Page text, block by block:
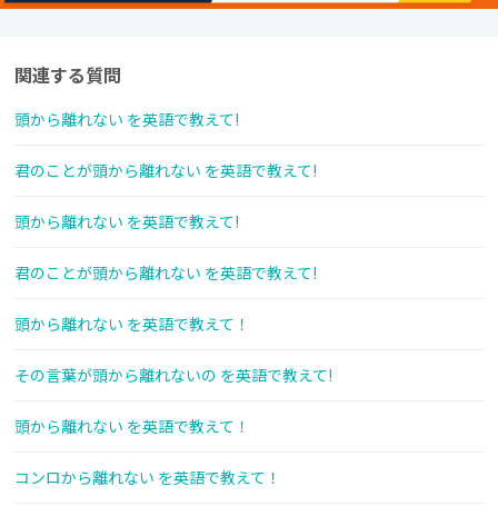
関連する質問
頭から離れない を英語で教えて!
君のことが頭から離れない を英語で教えて!
頭から離れない を英語で教えて!
君のことが頭から離れない を英語で教えて!
頭から離れない を英語で教えて！
その言葉が頭から離れないの を英語で教えて!
頭から離れない を英語で教えて！
コンロから離れない を英語で教えて！